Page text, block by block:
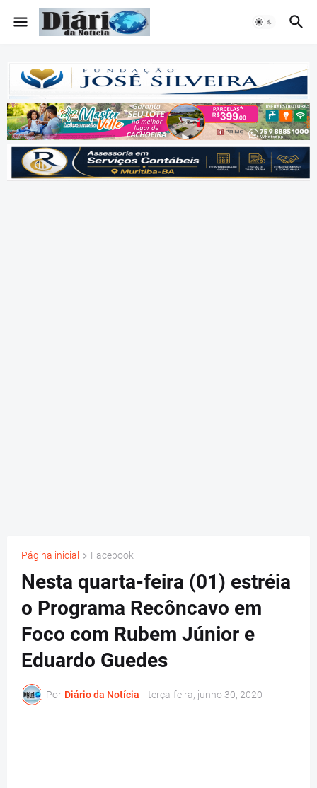
Página inicial Facebook
Nesta quarta-feira (01) estréia
o Programa Recôncavo em
Foco com Rubem Júnior e
Eduardo Guedes
Por Diário da Notícia - terça-feira, junho 30, 2020